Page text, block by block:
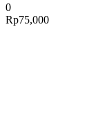
0
Rp75,000